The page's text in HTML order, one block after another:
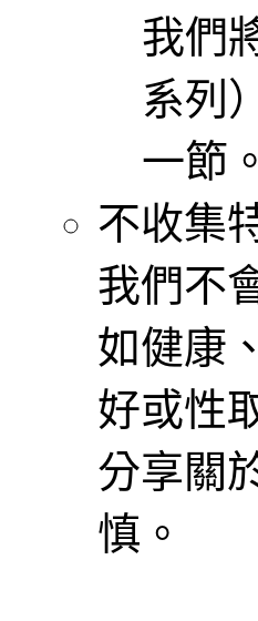
我們
系列
一節。
不收集
我們不
如健康
好或性
分享關
慎。